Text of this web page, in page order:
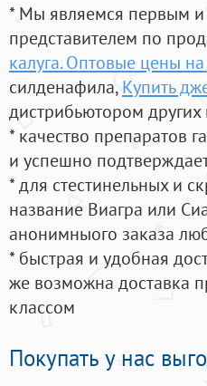
* Мы являемся первым и
представителем по
калуга. Оптовые цены
силденафила, Купить
дистрибьютором
* качество препаратов
и успешно
* для стестинельных и
название Виагра или
анонимныого заказа
* быстрая и удобная
же возможна доставка
классом
Покупать у нас